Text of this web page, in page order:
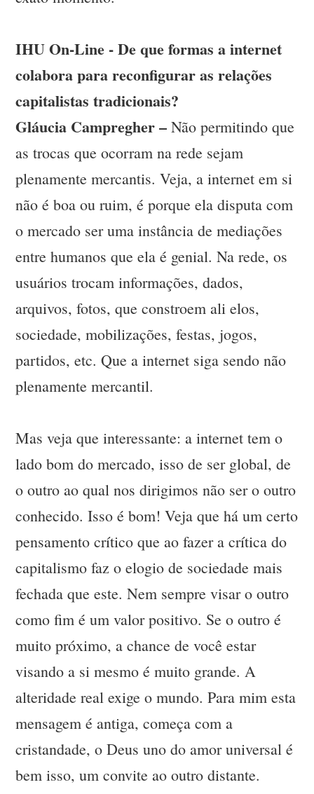
IHU On-Line - De que formas a internet
colabora para reconfigurar as relações
capitalistas tradicionais?
Gláucia Campregher – Não permitindo que
as trocas que ocorram na rede sejam
plenamente mercantis. Veja, a internet em si
não é boa ou ruim, é porque ela disputa com
o mercado ser uma instância de mediações
entre humanos que ela é genial. Na rede, os
usuários trocam informações, dados,
arquivos, fotos, que constroem ali elos,
sociedade, mobilizações, festas, jogos,
partidos, etc. Que a internet siga sendo não
plenamente mercantil.
Mas veja que interessante: a internet tem o
lado bom do mercado, isso de ser global, de
o outro ao qual nos dirigimos não ser o outro
conhecido. Isso é bom! Veja que há um certo
pensamento crítico que ao fazer a crítica do
capitalismo faz o elogio de sociedade mais
fechada que este. Nem sempre visar o outro
como fim é um valor positivo. Se o outro é
muito próximo, a chance de você estar
visando a si mesmo é muito grande. A
alteridade real exige o mundo. Para mim esta
mensagem é antiga, começa com a
cristandade, o Deus uno do amor universal é
bem isso, um convite ao outro distante.